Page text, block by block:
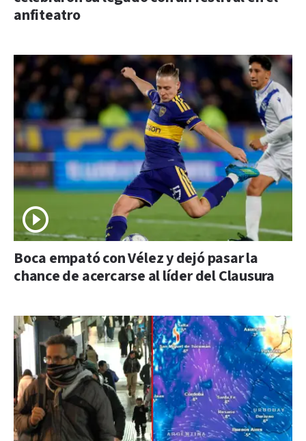
anfiteatro
Boca empató con Vélez y dejó pasar la
chance de acercarse al líder del Clausura